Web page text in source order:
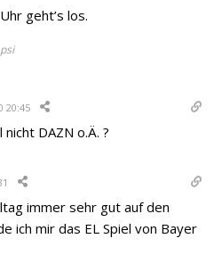
geht’s los.
20:45
DAZN o.Ä. ?
immer sehr gut auf den
ich mir das EL Spiel von Bayer